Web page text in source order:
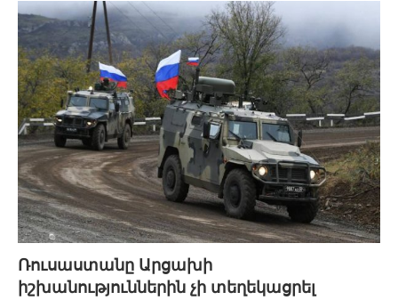
Ռուսաստանը Արցախի
իշխանություններին չի տեղեկացրել